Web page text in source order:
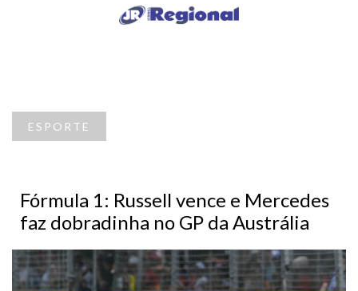
ESPORTE
Fórmula 1: Russell vence e Mercedes
faz dobradinha no GP da Austrália